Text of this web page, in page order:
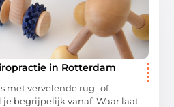
in Rotterdam
met vervelende rug- of
begrijpelijk vanaf. Waar laat